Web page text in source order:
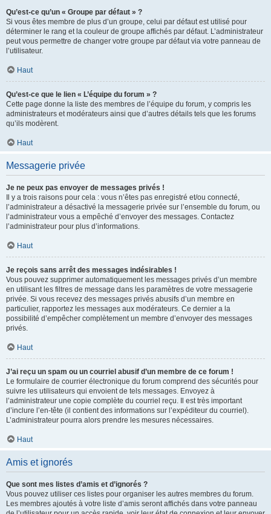
Qu’est-ce qu’un « Groupe par défaut » ?
Si vous êtes membre de plus d’un groupe, celui par défaut est utilisé pour
déterminer le rang et la couleur de groupe affichés par défaut. L’administrateur
peut vous permettre de changer votre groupe par défaut via votre panneau de
l’utilisateur.
Haut
Qu’est-ce que le lien « L’équipe du forum » ?
Cette page donne la liste des membres de l’équipe du forum, y compris les
administrateurs et modérateurs ainsi que d’autres détails tels que les forums
qu’ils modèrent.
Haut
Messagerie privée
Je ne peux pas envoyer de messages privés !
Il y a trois raisons pour cela : vous n’êtes pas enregistré et/ou connecté,
l’administrateur a désactivé la messagerie privée sur l’ensemble du forum, ou
l’administrateur vous a empêché d’envoyer des messages. Contactez
l’administrateur pour plus d’informations.
Haut
Je reçois sans arrêt des messages indésirables !
Vous pouvez supprimer automatiquement les messages privés d’un membre
en utilisant les filtres de message dans les paramètres de votre messagerie
privée. Si vous recevez des messages privés abusifs d’un membre en
particulier, rapportez les messages aux modérateurs. Ce dernier a la
possibilité d’empêcher complètement un membre d’envoyer des messages
privés.
Haut
J’ai reçu un spam ou un courriel abusif d’un membre de ce forum !
Le formulaire de courrier électronique du forum comprend des sécurités pour
suivre les utilisateurs qui envoient de tels messages. Envoyez à
l’administrateur une copie complète du courriel reçu. Il est très important
d’inclure l’en-tête (il contient des informations sur l’expéditeur du courriel).
L’administrateur pourra alors prendre les mesures nécessaires.
Haut
Amis et ignorés
Que sont mes listes d’amis et d’ignorés ?
Vous pouvez utiliser ces listes pour organiser les autres membres du forum.
Les membres ajoutés à votre liste d’amis seront affichés dans votre panneau